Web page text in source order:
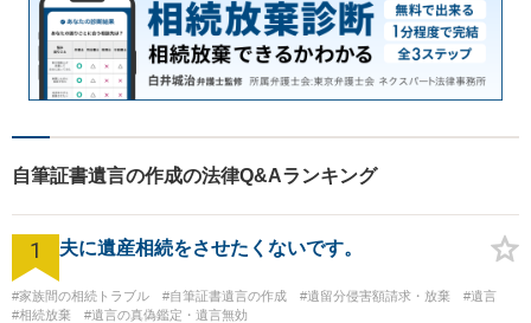
自筆証書遺言の作成の法律Q&Aランキング
1 夫に遺産相続をさせたくないです。
#家族間の相続トラブル #自筆証書遺言の作成 #遺留分侵害額請求・放棄
#遺言
#相続放棄
#遺言の真偽鑑定・遺言無効